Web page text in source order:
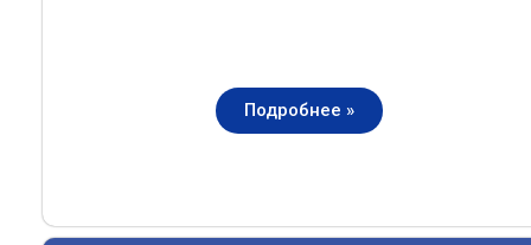
Подробнее »